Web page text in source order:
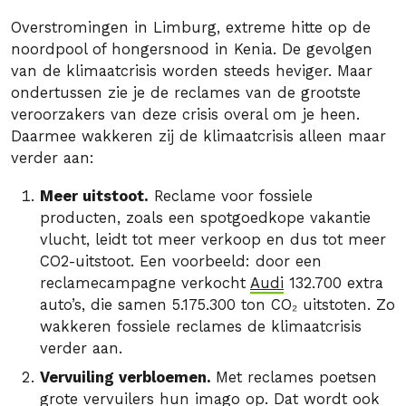
Overstromingen in Limburg, extreme hitte op de
noordpool of hongersnood in Kenia. De gevolgen
van de klimaatcrisis worden steeds heviger. Maar
ondertussen zie je de reclames van de grootste
veroorzakers van deze crisis overal om je heen.
Daarmee wakkeren zij de klimaatcrisis alleen maar
verder aan:
Meer uitstoot. Reclame voor fossiele
producten, zoals een spotgoedkope vakantie
vlucht, leidt tot meer verkoop en dus tot meer
CO2-uitstoot. Een voorbeeld: door een
reclamecampagne verkocht Audi 132.700 extra
auto’s, die samen 5.175.300 ton CO₂ uitstoten. Zo
wakkeren fossiele reclames de klimaatcrisis
verder aan.
Vervuiling verbloemen. Met reclames poetsen
grote vervuilers hun imago op. Dat wordt ook